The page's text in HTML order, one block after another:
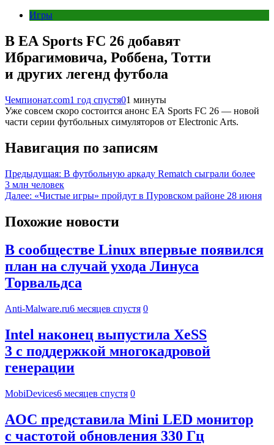
Игры
В EA Sports FC 26 добавят
Ибрагимовича, Роббена, Тотти
и других легенд футбола
Чемпионат.com1 год спустя01 минуты
Уже совсем скоро состоится анонс EA Sports FC 26 — новой
части серии футбольных симуляторов от Electronic Arts.
Навигация по записям
Предыдущая: В футбольную аркаду Rematch сыграли более
3 млн человек
Далее: «Чистые игры» пройдут в Пуровском районе 28 июня
Похожие новости
В сообществе Linux впервые появился
план на случай ухода Линуса
Торвальдса
Anti-Malware.ru6 месяцев спустя 0
Intel наконец выпустила XeSS
3 с поддержкой многокадровой
генерации
MobiDevices6 месяцев спустя 0
AOC представила Mini LED монитор
с частотой обновления 330 Гц